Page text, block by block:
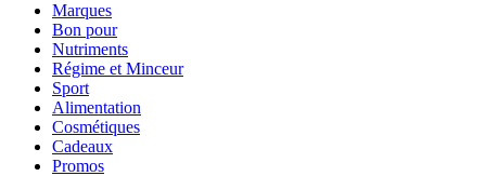
Marques
Bon pour
Nutriments
Régime et Minceur
Sport
Alimentation
Cosmétiques
Cadeaux
Promos